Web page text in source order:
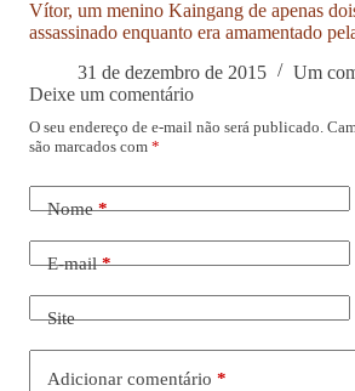
Vítor, um menino Kaingang de apenas
assassinado enquanto era amamentado
31 de dezembro de 2015
Um
Deixe um comentário
O seu endereço de e-mail não será publicado.
são marcados com *
Nome*
E-mail*
Site
Adicionar comentário *